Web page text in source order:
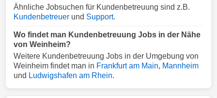
Ähnliche Jobsuchen für Kundenbetreuung sind z.B.
Kundenbetreuer und Support.
Wo findet man Kundenbetreuung Jobs in der Nähe
von Weinheim?
Weitere Kundenbetreuung Jobs in der Umgebung von
Weinheim findet man in Frankfurt am Main, Mannheim
und Ludwigshafen am Rhein.